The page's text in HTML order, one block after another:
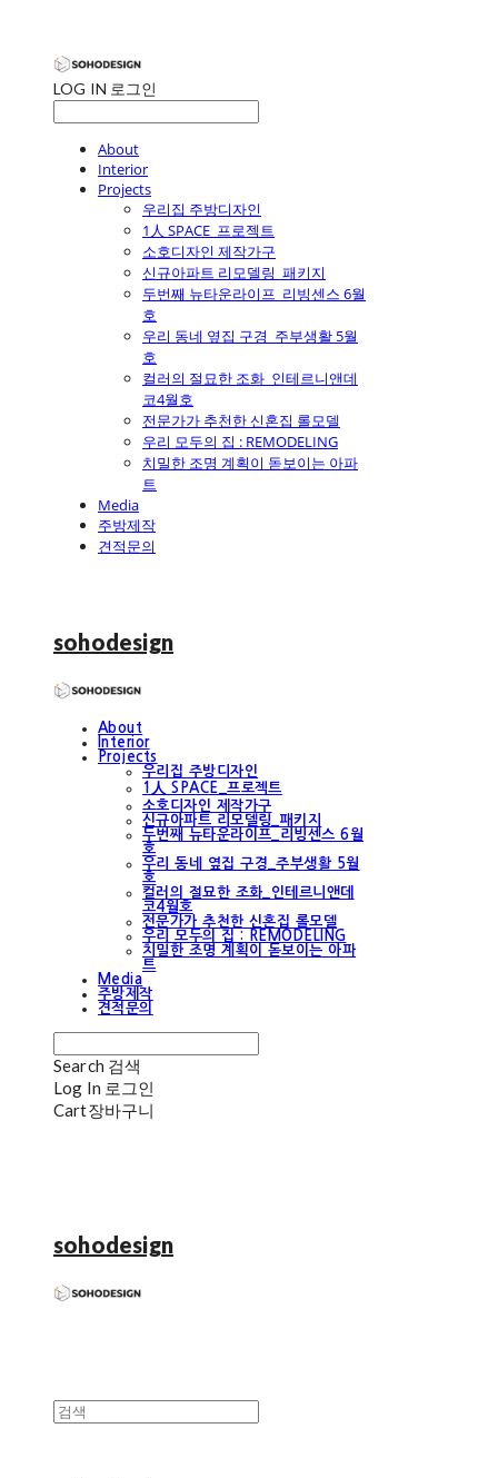
LOG IN 로그인
About
Interior
Projects
우리집 주방디자인
1人 SPACE_프로젝트
소호디자인 제작가구
신규아파트 리모델링_패키지
두번째 뉴타운라이프_리빙센스 6월
호
우리 동네 옆집 구경_주부생활 5월
호
컬러의 절묘한 조화_인테르니앤데
코4월호
전문가가 추천한 신혼집 롤모델
우리 모두의 집 : REMODELING
치밀한 조명 계획이 돋보이는 아파
트
Media
주방제작
견적문의
sohodesign
About
Interior
Projects
우리집 주방디자인
1人 SPACE_프로젝트
소호디자인 제작가구
신규아파트 리모델링_패키지
두번째 뉴타운라이프_리빙센스 6월
호
우리 동네 옆집 구경_주부생활 5월
호
컬러의 절묘한 조화_인테르니앤데
코4월호
전문가가 추천한 신혼집 롤모델
우리 모두의 집 : REMODELING
치밀한 조명 계획이 돋보이는 아파
트
Media
주방제작
견적문의
Search 검색
Log In 로그인
Cart장바구니
sohodesign